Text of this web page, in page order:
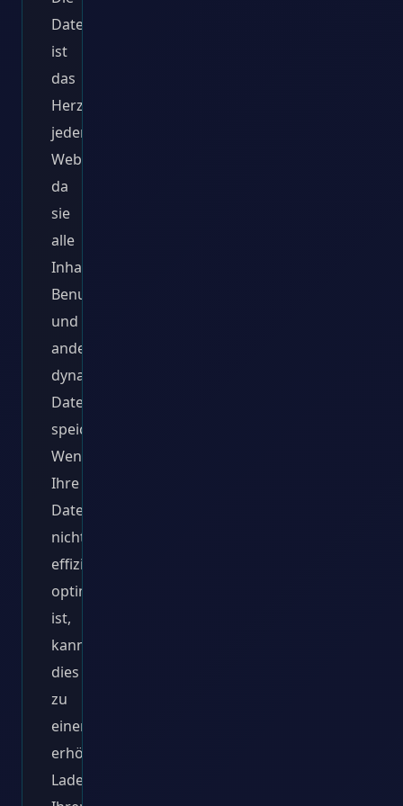
Datenbank
ist
das
Herzstück
jeder
Website,
da
sie
alle
Inhalte,
Benutzerinformationen
und
andere
dynamische
Daten
speichert.
Wenn
Ihre
Datenbank
nicht
effizient
optimiert
ist,
kann
dies
zu
einer
erhöhten
Ladezeit